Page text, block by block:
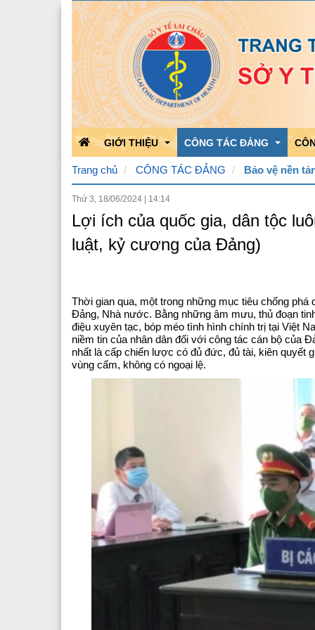
GIỚI THIỆU
Chức năng nhiệm vụ
Bộ máy tổ chức
Các phòng chức năng
Văn phòng
Phòng tổ chức cán bộ
Phòng kế hoạch tài chính
Phòng bảo trợ - trẻ em và
Nguyên lãnh đạo sở y tế qua các thời kỳ
Đảng bộ Sở y tế
CÔNG TÁC ĐẢNG
Bảo vệ nền tảng của Đảng
Triển khai văn bản của Đảng
Trang chủ CÔNG TÁC ĐẢNG Bảo vệ nền
Thứ 3, 18/06/2024 14:14
Lợi ích của quốc gia, dân tộc
luật, kỷ cương của Đảng)
Thời gian qua, một trong những mục tiêu chống
Đảng, Nhà nước. Bằng những âm mưu, thủ đoạn
điệu xuyên tạc, bóp méo tình hình chính trị tại Việt
niềm tin của nhân dân đối với công tác cán bộ của
nhất là cấp chiến lược có đủ đức, đủ tài, kiên
vùng cấm, không có ngoại lệ.